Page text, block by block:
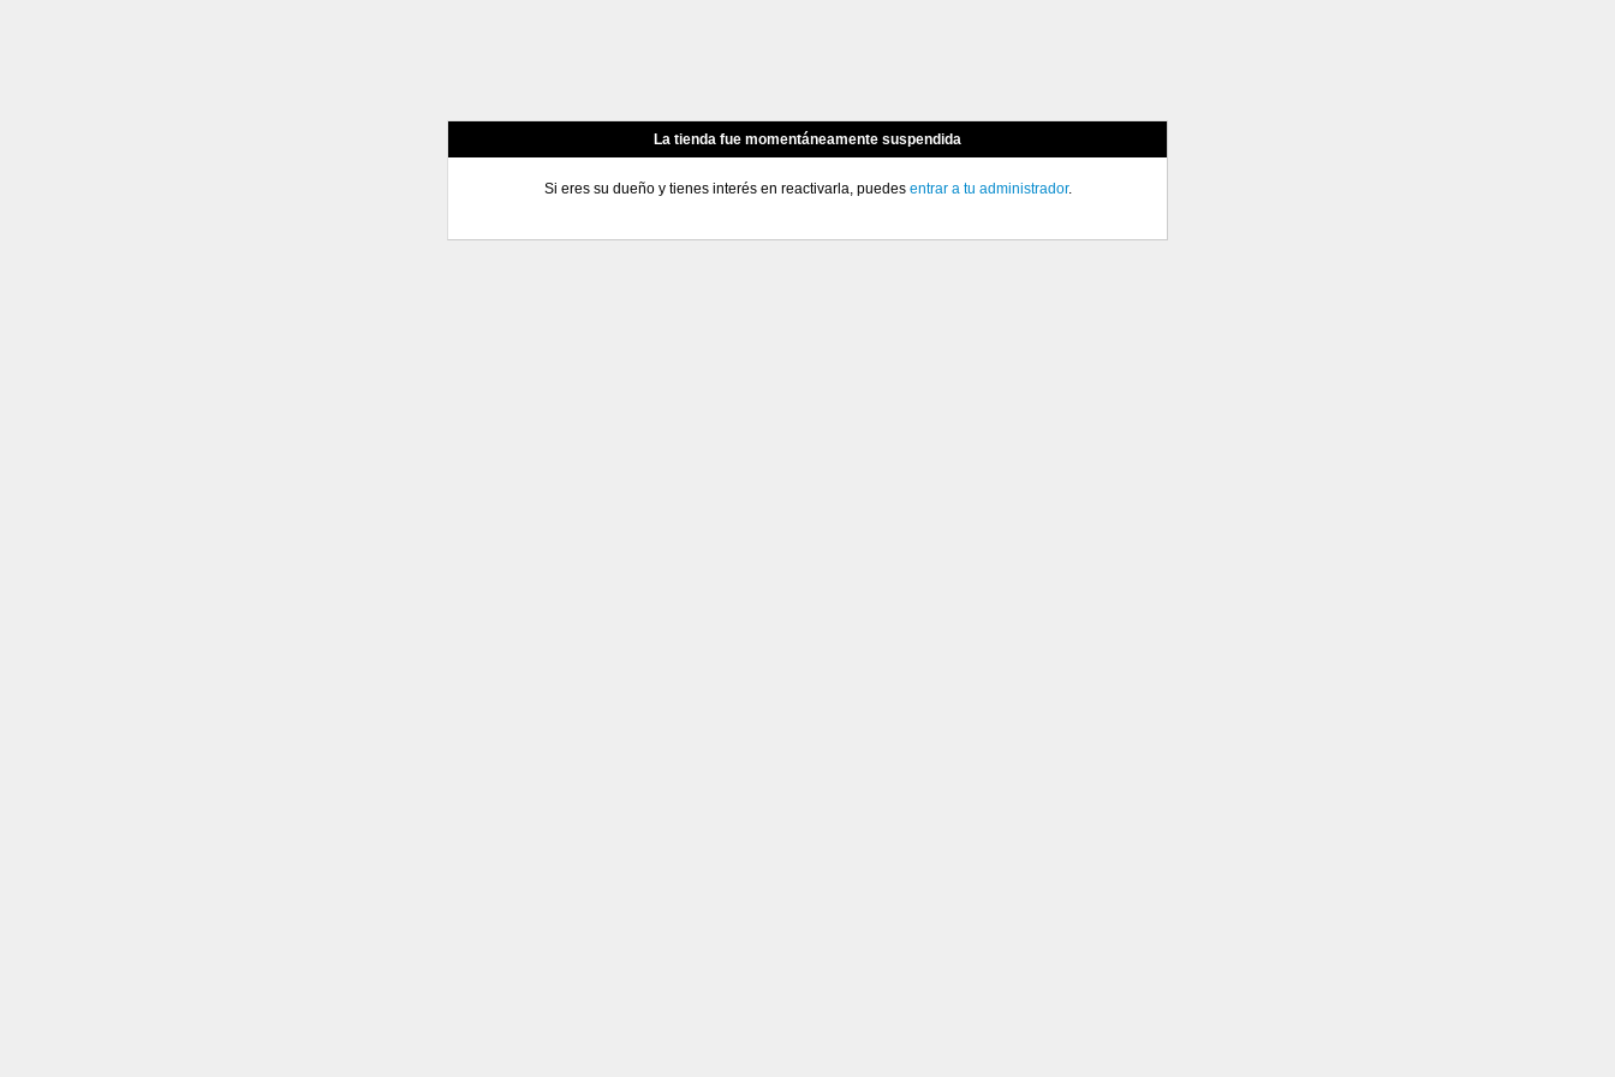
La tienda fue momentáneamente suspendida
Si eres su dueño y tienes interés en reactivarla, puedes entrar a tu administrador.